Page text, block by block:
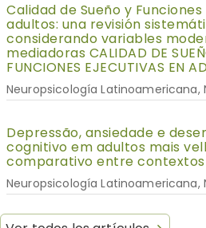
Calidad de Sueño y
adultos: una revisión
considerando variables
mediadoras CALIDAD DE
FUNCIONES EJECUTIVAS EN
Neuropsicología Latinoamericana,
Depressão, ansiedade e
cognitivo em adultos mais
comparativo entre contextos
Neuropsicología Latinoamericana,